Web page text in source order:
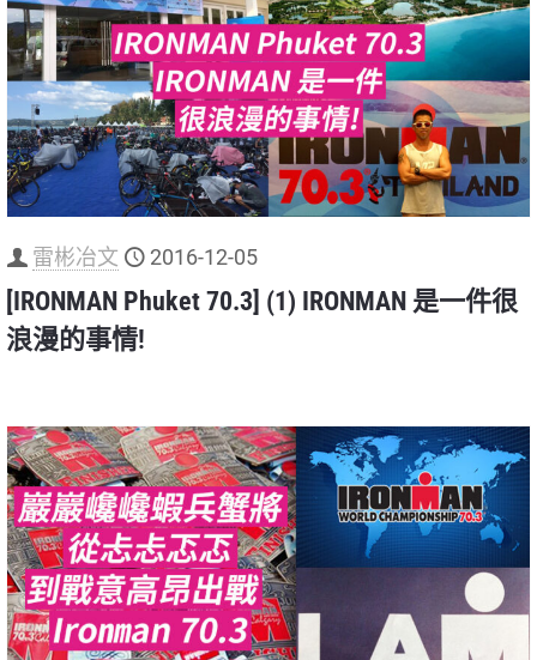
雷彬冶文 2016-12-05
[IRONMAN Phuket 70.3] (1) IRONMAN 是一件很
浪漫的事情!